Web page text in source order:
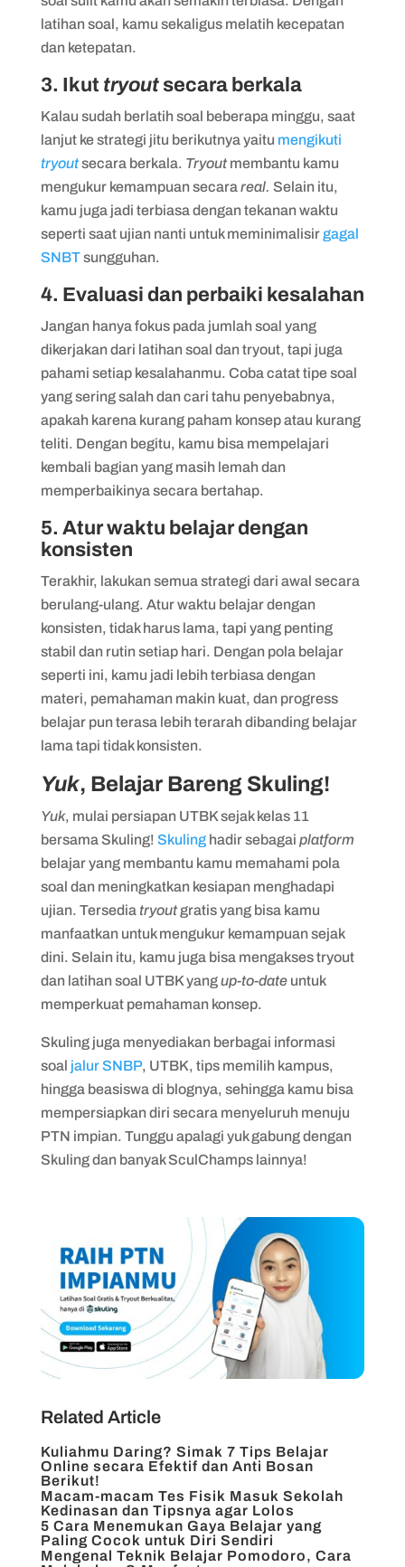
latihan soal, kamu sekaligus melatih kecepatan
dan ketepatan.
3. Ikut tryout secara berkala
Kalau sudah berlatih soal beberapa minggu, saat
lanjut ke strategi jitu berikutnya yaitu mengikuti
tryoutsecara berkala. Tryout membantu kamu
mengukur kemampuan secara real. Selain itu,
kamu juga jadi terbiasa dengan tekanan waktu
seperti saat ujian nanti untuk meminimalisirgagal
SNBTsungguhan.
4. Evaluasi dan perbaiki kesalahan
Jangan hanya fokus pada jumlah soal yang
dikerjakan dari latihan soal dan tryout, tapi juga
pahami setiap kesalahanmu. Coba catat tipe soal
yang sering salah dan cari tahu penyebabnya,
apakah karena kurang paham konsep atau kurang
teliti. Dengan begitu, kamu bisa mempelajari
kembali bagian yang masih lemah dan
memperbaikinya secara bertahap.
5. Atur waktu belajar dengan
konsisten
Terakhir, lakukan semua strategi dari awal secara
berulang-ulang. Atur waktu belajar dengan
konsisten, tidak harus lama, tapi yang penting
stabil dan rutin setiap hari. Dengan pola belajar
seperti ini, kamu jadi lebih terbiasa dengan
materi, pemahaman makin kuat, dan progress
belajar pun terasa lebih terarah dibanding belajar
lama tapi tidak konsisten.
Yuk, Belajar Bareng Skuling!
Yuk, mulai persiapan UTBK sejak kelas 11
bersama Skuling! Skulinghadir sebagai platform
belajar yang membantu kamu memahami pola
soal dan meningkatkan kesiapan menghadapi
ujian. Tersedia tryoutgratis yang bisa kamu
manfaatkan untuk mengukur kemampuan sejak
dini. Selain itu, kamu juga bisa mengakses tryout
dan latihan soal UTBK yangup-to-dateuntuk
memperkuat pemahaman konsep.
Skuling juga menyediakan berbagai informasi
soal jalur SNBP, UTBK, tips memilih kampus,
hingga beasiswa di blognya, sehingga kamu bisa
mempersiapkan diri secara menyeluruh menuju
PTN impian. Tunggu apalagi yuk gabung dengan
Skuling dan banyak SculChamps lainnya!
Related Article
Kuliahmu Daring? Simak 7 Tips Belajar
Online secara Efektif dan Anti Bosan
Berikut!
Macam-macam Tes Fisik Masuk Sekolah
Kedinasan dan Tipsnya agar Lolos
5 Cara Menemukan Gaya Belajar yang
Paling Cocok untuk Diri Sendiri
Mengenal Teknik Belajar Pomodoro, Cara